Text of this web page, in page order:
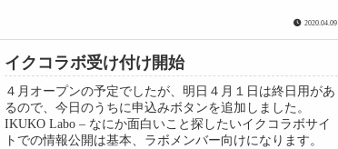
2020.04.09
イクコラボ受け付け開始
４月オープンの予定でしたが、明日４月１日は終日用があ
るので、今日のうちに申込みボタンを追加しました。
IKUKO Labo – なにか面白いこと探したいイクコラボサイ
トでの情報公開は基本、ラボメンバー向けになります。